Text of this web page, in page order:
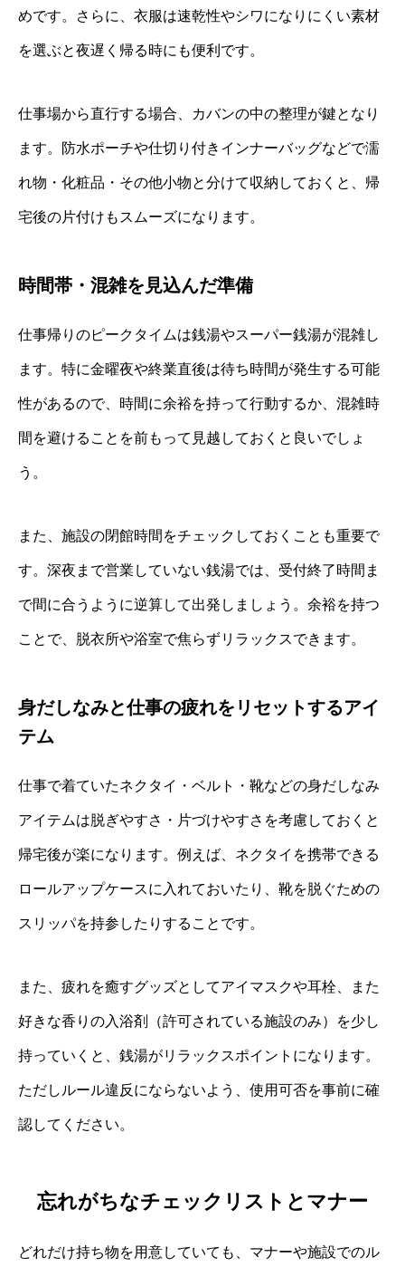
めです。さらに、衣服は速乾性やシワになりにくい素材
を選ぶと夜遅く帰る時にも便利です。
仕事場から直行する場合、カバンの中の整理が鍵となり
ます。防水ポーチや仕切り付きインナーバッグなどで濡
れ物・化粧品・その他小物と分けて収納しておくと、帰
宅後の片付けもスムーズになります。
時間帯・混雑を見込んだ準備
仕事帰りのピークタイムは銭湯やスーパー銭湯が混雑し
ます。特に金曜夜や終業直後は待ち時間が発生する可能
性があるので、時間に余裕を持って行動するか、混雑時
間を避けることを前もって見越しておくと良いでしょ
う。
また、施設の閉館時間をチェックしておくことも重要で
す。深夜まで営業していない銭湯では、受付終了時間ま
で間に合うように逆算して出発しましょう。余裕を持つ
ことで、脱衣所や浴室で焦らずリラックスできます。
身だしなみと仕事の疲れをリセットするアイ
テム
仕事で着ていたネクタイ・ベルト・靴などの身だしなみ
アイテムは脱ぎやすさ・片づけやすさを考慮しておくと
帰宅後が楽になります。例えば、ネクタイを携帯できる
ロールアップケースに入れておいたり、靴を脱ぐための
スリッパを持参したりすることです。
また、疲れを癒すグッズとしてアイマスクや耳栓、また
好きな香りの入浴剤（許可されている施設のみ）を少し
持っていくと、銭湯がリラックスポイントになります。
ただしルール違反にならないよう、使用可否を事前に確
認してください。
忘れがちなチェックリストとマナー
どれだけ持ち物を用意していても、マナーや施設でのル